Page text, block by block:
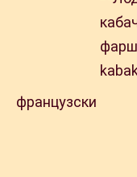
французски